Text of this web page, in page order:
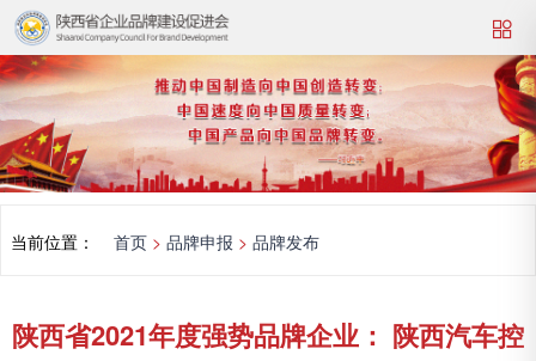
当前位置： 首页 > 品牌申报 > 品牌发布
陕西省2021年度强势品牌企业： 陕西汽车控